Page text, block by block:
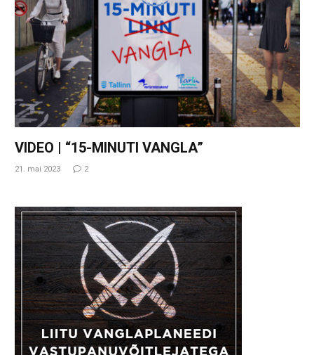
VIDEO | “15-MINUTI VANGLA”
21. mai 2023 2